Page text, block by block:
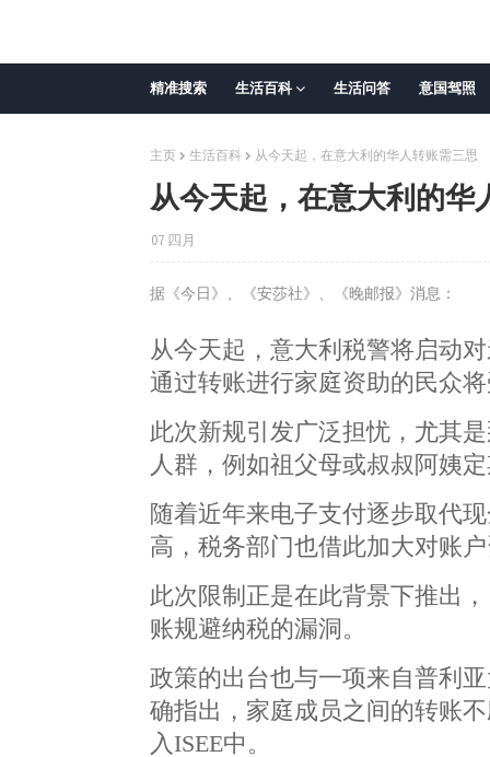
精准搜索 生活百科 生活问答 意国驾照
主页 生活百科 从今天起，在意大利的华人转账需三思
从今天起，在意大利的华
07 四月
据《今日》、《安莎社》、《晚邮报》消息：
从今天起，意大利税警将启动
通过转账进行家庭资助的民众
此次新规引发广泛担忧，尤其
人群，例如祖父母或叔叔阿姨
随着近年来电子支付逐步取代
高，税务部门也借此加大对账
此次限制正是在此背景下推出
账规避纳税的漏洞。
政策的出台也与一项来自普利
确指出，家庭成员之间的转账
入ISEE中。